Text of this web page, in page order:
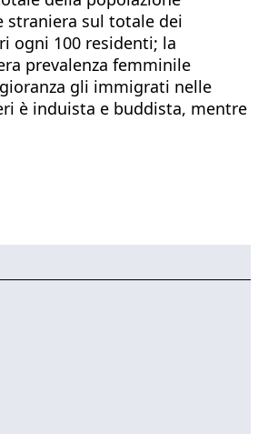
straniera sul totale dei
ogni 100 residenti; la
prevalenza femminile
gli immigrati nelle
è induista e buddista, mentre